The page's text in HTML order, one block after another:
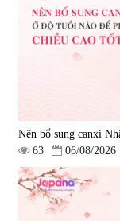
Nên bổ sung canxi
63
06/08/2026